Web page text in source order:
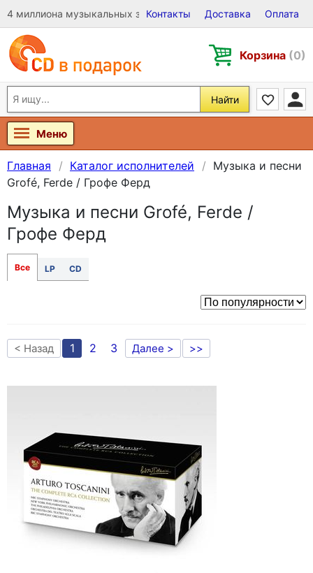
4 миллиона музыкальных записей на Виниле, CD и DVD
Контакты Доставка Оплата
Корзина (0)
Найти
Меню
Главная Каталог исполнителей
Музыка и песни
Grofé, Ferde / Грофе Ферд
Музыка и песни Grofé, Ferde /
Грофе Ферд
Все LP CD
< Назад 1 2 3 Далее > >>